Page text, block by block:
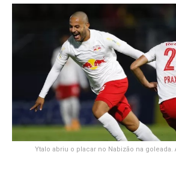
Ytalo abriu o placar no Nabizão na goleada.